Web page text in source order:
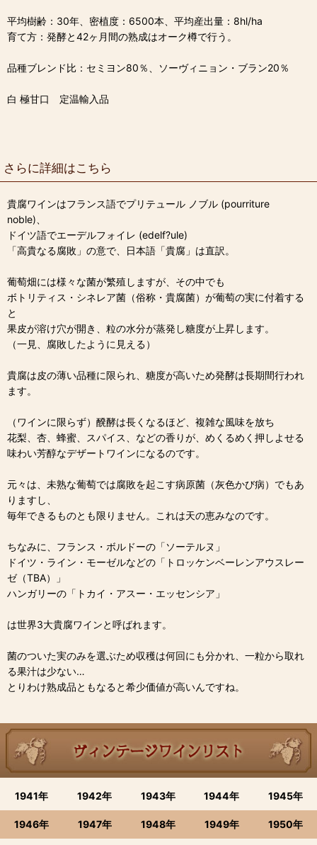
平均樹齢：30年、密植度：6500本、平均産出量：8hl/ha
育て方：発酵と42ヶ月間の熟成はオーク樽で行う。
品種ブレンド比：セミヨン80％、ソーヴィニョン・ブラン20％
白 極甘口 定温輸入品
さらに詳細はこちら
貴腐ワインはフランス語でプリテュール ノブル (pourriture
noble)、
ドイツ語でエーデルフォイレ (edelf?ule)
「高貴なる腐敗」の意で、日本語「貴腐」は直訳。
葡萄畑には様々な菌が繁殖しますが、その中でも
ボトリティス・シネレア菌（俗称・貴腐菌）が葡萄の実に付着する
と
果皮が溶け穴が開き、粒の水分が蒸発し糖度が上昇します。
（一見、腐敗したように見える）
貴腐は皮の薄い品種に限られ、糖度が高いため発酵は長期間行われ
ます。
（ワインに限らず）醗酵は長くなるほど、複雑な風味を放ち
花梨、杏、蜂蜜、スパイス、などの香りが、めくるめく押しよせる
味わい芳醇なデザートワインになるのです。
元々は、未熟な葡萄では腐敗を起こす病原菌（灰色かび病）でもあ
りますし、
毎年できるものとも限りません。これは天の恵みなのです。
ちなみに、フランス・ボルドーの「ソーテルヌ」
ドイツ・ライン・モーゼルなどの「トロッケンベーレンアウスレー
ゼ（TBA）」
ハンガリーの「トカイ・アスー・エッセンシア」
は世界3大貴腐ワインと呼ばれます。
菌のついた実のみを選ぶため収穫は何回にも分かれ、一粒から取れ
る果汁は少ない…
とりわけ熟成品ともなると希少価値が高いんですね。
1941年 1942年 1943年 1944年 1945年
1946年 1947年 1948年 1949年 1950年